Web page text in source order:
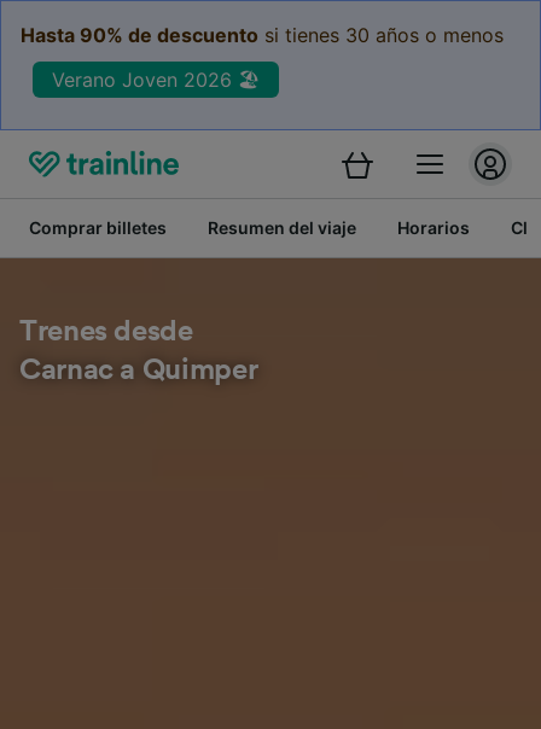
Hasta 90% de descuento si tienes 30 años o menos
Verano Joven 2026 🏖️
Comprar billetes Resumen del viaje Horarios
Trenes desde
Carnac a Quimper